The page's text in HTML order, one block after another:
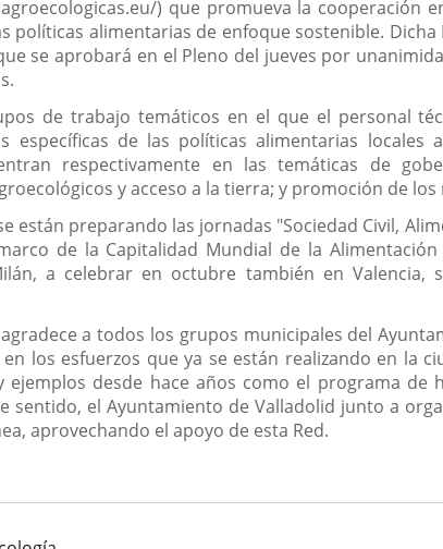
) que promueva la cooperación
políticas alimentarias de enfoque sostenible.
se aprobará en el Pleno del jueves por
de trabajo temáticos en el que el personal
específicas de las políticas alimentarias
respectivamente en las temáticas de
y acceso a la tierra; y promoción de los
preparando las jornadas "Sociedad Civil,
de la Capitalidad Mundial de la
a celebrar en octubre también en
a todos los grupos municipales del
los esfuerzos que ya se están realizando en la
desde hace años como el programa de
sentido, el Ayuntamiento de Valladolid junto a
aprovechando el apoyo de esta Red.